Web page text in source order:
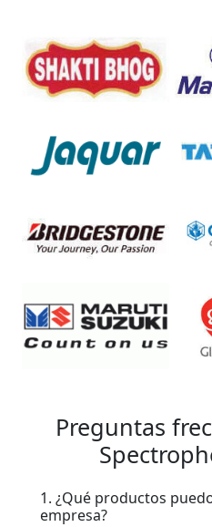
Preguntas
1. ¿Qué productos puedo comprar de su
empresa?